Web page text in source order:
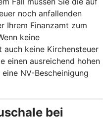
noch anfallenden
Ihrem Finanzamt zum
keine
keine Kirchensteuer
einen ausreichend hohen
NV-Bescheinigung
bei